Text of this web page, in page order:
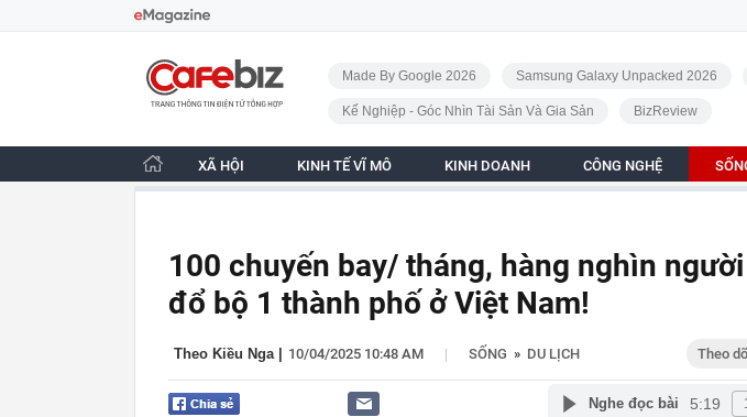
CafeBiz - Trang chủ
Made By Google 2026 Samsung Galaxy Unpacked 2026
Kế Nghiệp - Góc Nhìn Tài Sản Và Gia Sản BizReview
XÃ HỘI KINH TẾ VĨ MÔ KINH DOANH CÔNG NGHỆ
100 chuyến bay/ tháng, hàng nghìn
đổ bộ 1 thành phố ở Việt Nam!
Theo Kiều Nga| 10/04/2025 10:48 AM | SỐNG » DU LỊCH Theo
Nghe đọc bài 5:19